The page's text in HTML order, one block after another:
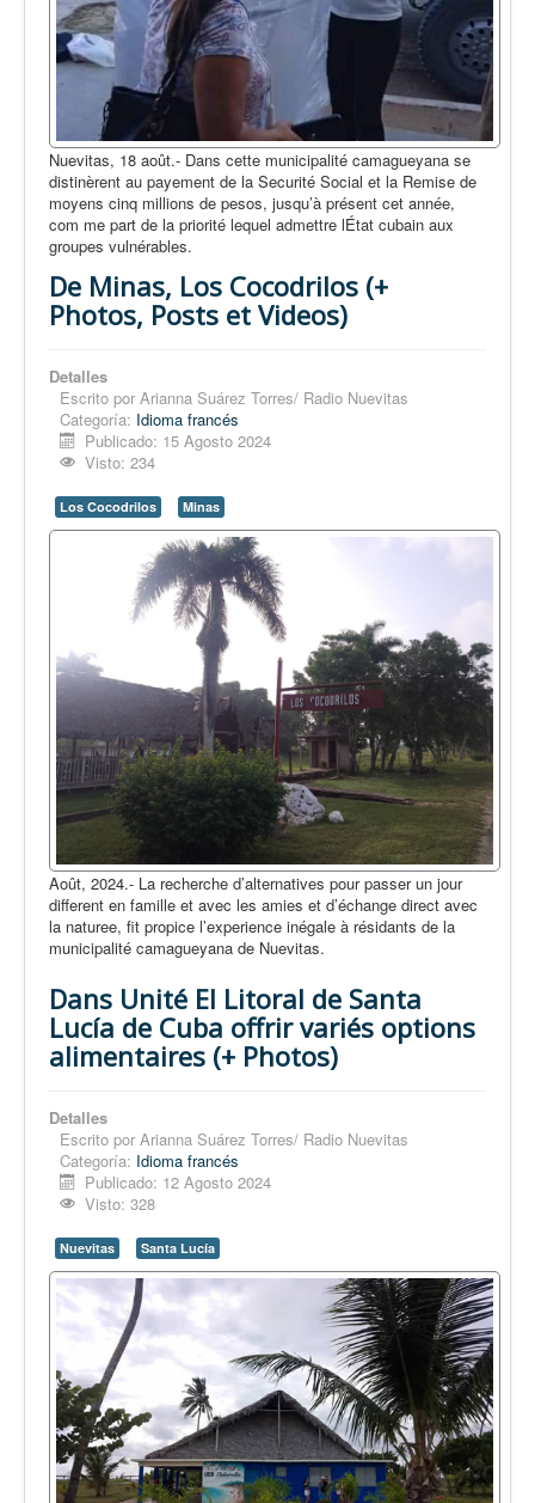
Nuevitas, 18 août.- Dans cette municipalité camagueyana se
distinèrent au payement de la Securité Social et la Remise de
moyens cinq millions de pesos, jusqu’à présent cet année,
com me part de la priorité lequel admettre lÉtat cubain aux
groupes vulnérables.
De Minas, Los Cocodrilos (+
Photos, Posts et Videos)
Detalles
Escrito por Arianna Suárez Torres/ Radio Nuevitas
Categoría: Idioma francés
Publicado: 15 Agosto 2024
Visto: 234
Los Cocodrilos Minas
Août, 2024.- La recherche d’alternatives pour passer un jour
different en famille et avec les amies et d’échange direct avec
la naturee, fit propice l’experience inégale à résidants de la
municipalité camagueyana de Nuevitas.
Dans Unité El Litoral de Santa
Lucía de Cuba offrir variés options
alimentaires (+ Photos)
Detalles
Escrito por Arianna Suárez Torres/ Radio Nuevitas
Categoría: Idioma francés
Publicado: 12 Agosto 2024
Visto: 328
Nuevitas Santa Lucía